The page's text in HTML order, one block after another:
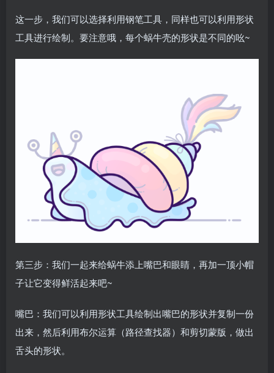
这一步，我们可以选择利用钢笔工具，同样也可以利用形状
工具进行绘制。要注意哦，每个蜗牛壳的形状是不同的吆~
第三步：我们一起来给蜗牛添上嘴巴和眼睛，再加一顶小帽
子让它变得鲜活起来吧~
嘴巴：我们可以利用形状工具绘制出嘴巴的形状并复制一份
出来，然后利用布尔运算（路径查找器）和剪切蒙版，做出
舌头的形状。